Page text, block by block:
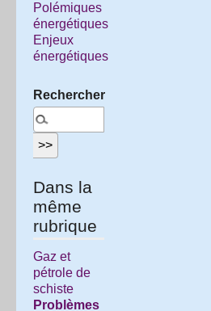
Polémiques
énergétiques
Enjeux
énergétiques
Rechercher :
Dans la
même
rubrique
Gaz et
pétrole de
schiste
Problèmes